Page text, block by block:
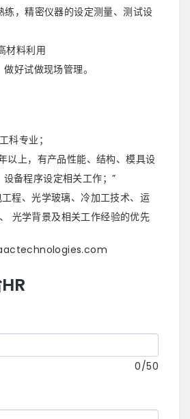
练，精密仪器的设定测量、测试设
材料利用
好试做现场管理。
科专业；
以上，有产品性能、结构、模具设
备程序设定相关工作；”
程、光学玻璃、冷加工技术、运
光学背景及相关工作经验的优先
0/50